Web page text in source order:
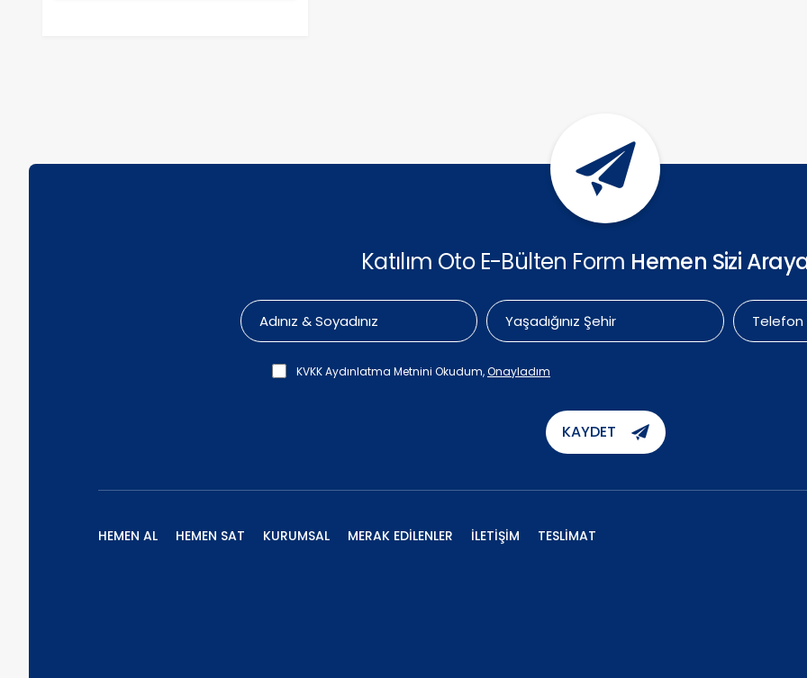
Katılım Oto E-Bülten Form Hemen Sizi
KVKK Aydınlatma Metnini Okudum,Onayladım
KAYDET
HEMEN AL HEMEN SAT KURUMSAL MERAK EDİLENLER İLETİŞİM TESLİMAT